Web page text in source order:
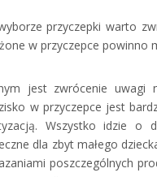
przyczepki warto
w przyczepce powinno
jest zwrócenie
w przyczepce jest
Wszystko idzie o
dla zbyt małego
poszczególnych